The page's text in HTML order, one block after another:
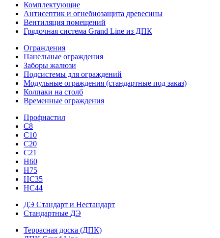
Комплектующие
Антисептик и огнебиозащита древесины
Вентиляция помещений
Грядочная система Grand Line из ДПК
Ограждения
Панельные ограждения
Заборы жалюзи
Подсистемы для ограждений
Модульные ограждения (стандартные под заказ)
Колпаки на столб
Временные ограждения
Профнастил
С8
С10
С20
С21
H60
H75
HС35
НС44
ДЭ Стандарт и Нестандарт
Стандартные ДЭ
Террасная доска (ДПК)